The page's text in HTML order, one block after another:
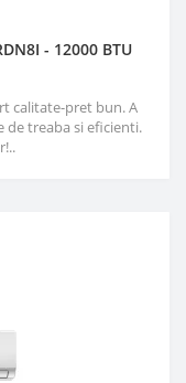
- 12000 BTU
calitate-pret bun. A
de treaba si eficienti.